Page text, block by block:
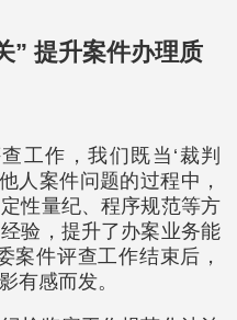
” 提升案件办理质
工作，我们既当‘裁判
人案件问题的过程中，
性量纪、程序规范等方
验，提升了办案业务能
案件评查工作结束后，
有感而发。